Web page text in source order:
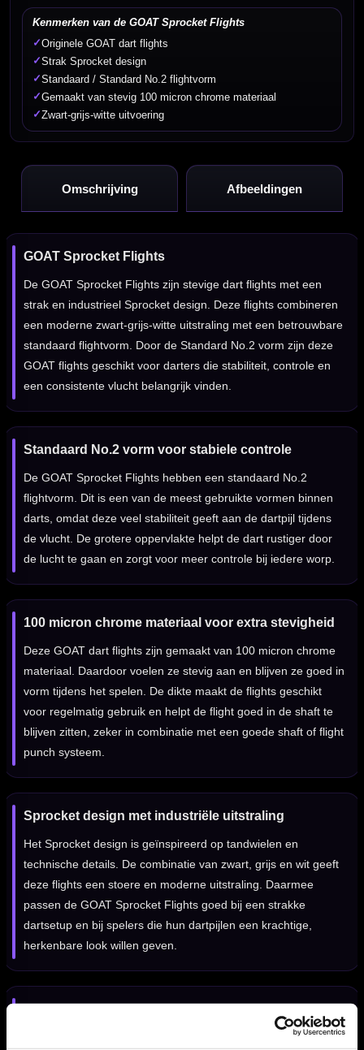
Kenmerken van de GOAT Sprocket Flights
✓Originele GOAT dart flights
✓Strak Sprocket design
✓Standaard / Standard No.2 flightvorm
✓Gemaakt van stevig 100 micron chrome materiaal
✓Zwart-grijs-witte uitvoering
Omschrijving Afbeeldingen
GOAT Sprocket Flights
De GOAT Sprocket Flights zijn stevige dart flights met een
strak en industrieel Sprocket design. Deze flights combineren
een moderne zwart-grijs-witte uitstraling met een betrouwbare
standaard flightvorm. Door de Standard No.2 vorm zijn deze
GOAT flights geschikt voor darters die stabiliteit, controle en
een consistente vlucht belangrijk vinden.
Standaard No.2 vorm voor stabiele controle
De GOAT Sprocket Flights hebben een standaard No.2
flightvorm. Dit is een van de meest gebruikte vormen binnen
darts, omdat deze veel stabiliteit geeft aan de dartpijl tijdens
de vlucht. De grotere oppervlakte helpt de dart rustiger door
de lucht te gaan en zorgt voor meer controle bij iedere worp.
100 micron chrome materiaal voor extra stevigheid
Deze GOAT dart flights zijn gemaakt van 100 micron chrome
materiaal. Daardoor voelen ze stevig aan en blijven ze goed in
vorm tijdens het spelen. De dikte maakt de flights geschikt
voor regelmatig gebruik en helpt de flight goed in de shaft te
blijven zitten, zeker in combinatie met een goede shaft of flight
punch systeem.
Sprocket design met industriële uitstraling
Het Sprocket design is geïnspireerd op tandwielen en
technische details. De combinatie van zwart, grijs en wit geeft
deze flights een stoere en moderne uitstraling. Daarmee
passen de GOAT Sprocket Flights goed bij een strakke
dartsetup en bij spelers die hun dartpijlen een krachtige,
herkenbare look willen geven.
De GOAT Sprocket Flights worden geleverd per set van drie